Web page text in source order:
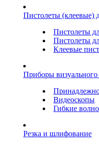
Пистолеты (клеевые)
Пистолеты
Пистолеты
Клеевые
Приборы визуального
Видеоскопы
Гибкие
Резка и шлифование